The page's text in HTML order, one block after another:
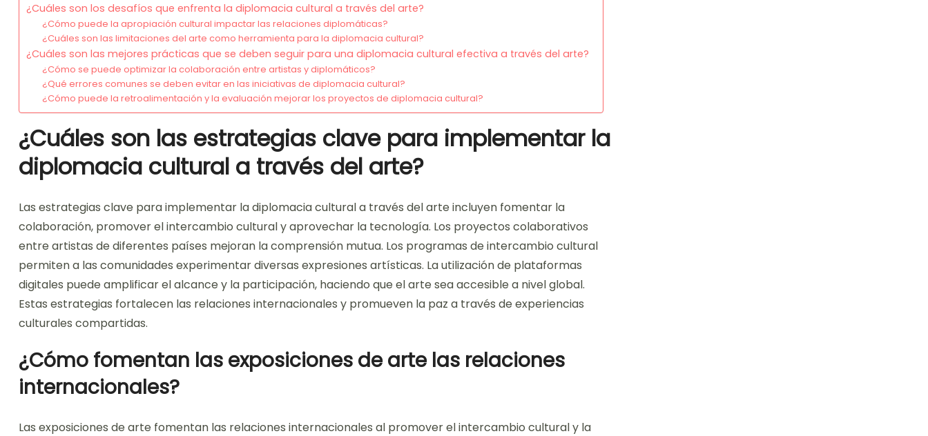
¿Cuáles son los desafíos que enfrenta la diplomacia cultural a través del arte?
¿Cómo puede la apropiación cultural impactar las relaciones diplomáticas?
¿Cuáles son las limitaciones del arte como herramienta para la diplomacia cultural?
¿Cuáles son las mejores prácticas que se deben seguir para una diplomacia cultural efectiva a través del arte?
¿Cómo se puede optimizar la colaboración entre artistas y diplomáticos?
¿Qué errores comunes se deben evitar en las iniciativas de diplomacia cultural?
¿Cómo puede la retroalimentación y la evaluación mejorar los proyectos de diplomacia cultural?
¿Cuáles son las estrategias clave para implementar la
diplomacia cultural a través del arte?
Las estrategias clave para implementar la diplomacia cultural a través del arte incluyen fomentar la
colaboración, promover el intercambio cultural y aprovechar la tecnología. Los proyectos colaborativos
entre artistas de diferentes países mejoran la comprensión mutua. Los programas de intercambio cultural
permiten a las comunidades experimentar diversas expresiones artísticas. La utilización de plataformas
digitales puede amplificar el alcance y la participación, haciendo que el arte sea accesible a nivel global.
Estas estrategias fortalecen las relaciones internacionales y promueven la paz a través de experiencias
culturales compartidas.
¿Cómo fomentan las exposiciones de arte las relaciones
internacionales?
Las exposiciones de arte fomentan las relaciones internacionales al promover el intercambio cultural y la